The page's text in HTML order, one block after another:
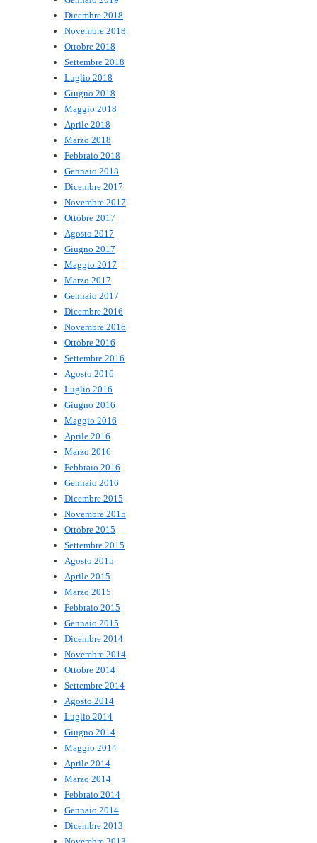
Dicembre 2018
Novembre 2018
Ottobre 2018
Settembre 2018
Luglio 2018
Giugno 2018
Maggio 2018
Aprile 2018
Marzo 2018
Febbraio 2018
Gennaio 2018
Dicembre 2017
Novembre 2017
Ottobre 2017
Agosto 2017
Giugno 2017
Maggio 2017
Marzo 2017
Gennaio 2017
Dicembre 2016
Novembre 2016
Ottobre 2016
Settembre 2016
Agosto 2016
Luglio 2016
Giugno 2016
Maggio 2016
Aprile 2016
Marzo 2016
Febbraio 2016
Gennaio 2016
Dicembre 2015
Novembre 2015
Ottobre 2015
Settembre 2015
Agosto 2015
Aprile 2015
Marzo 2015
Febbraio 2015
Gennaio 2015
Dicembre 2014
Novembre 2014
Ottobre 2014
Settembre 2014
Agosto 2014
Luglio 2014
Giugno 2014
Maggio 2014
Aprile 2014
Marzo 2014
Febbraio 2014
Gennaio 2014
Dicembre 2013